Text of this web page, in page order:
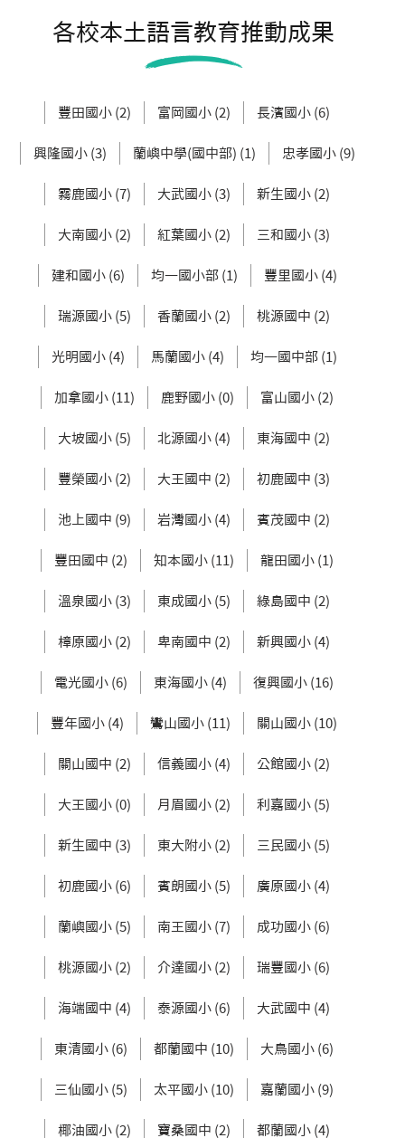
各校本土語言教育推動成果
豐田國小 (2) 富岡國小 (2) 長濱國小 (6)
興隆國小 (3) 蘭嶼中學(國中部) (1) 忠孝國小 (9)
霧鹿國小 (7) 大武國小 (3) 新生國小 (2)
大南國小 (2) 紅葉國小 (2) 三和國小 (3)
建和國小 (6) 均一國小部 (1) 豐里國小 (4)
瑞源國小 (5) 香蘭國小 (2) 桃源國中 (2)
光明國小 (4) 馬蘭國小 (4) 均一國中部 (1)
加拿國小 (11) 鹿野國小 (0) 富山國小 (2)
大坡國小 (5) 北源國小 (4) 東海國中 (2)
豐榮國小 (2) 大王國中 (2) 初鹿國中 (3)
池上國中 (9) 岩灣國小 (4) 賓茂國中 (2)
豐田國中 (2) 知本國小 (11) 龍田國小 (1)
溫泉國小 (3) 東成國小 (5) 綠島國中 (2)
樟原國小 (2) 卑南國中 (2) 新興國小 (4)
電光國小 (6) 東海國小 (4) 復興國小 (16)
豐年國小 (4) 鸞山國小 (11) 關山國小 (10)
關山國中 (2) 信義國小 (4) 公館國小 (2)
大王國小 (0) 月眉國小 (2) 利嘉國小 (5)
新生國中 (3) 東大附小 (2) 三民國小 (5)
初鹿國小 (6) 賓朗國小 (5) 廣原國小 (4)
蘭嶼國小 (5) 南王國小 (7) 成功國小 (6)
桃源國小 (2) 介達國小 (2) 瑞豐國小 (6)
海端國中 (4) 泰源國小 (6) 大武國中 (4)
東清國小 (6) 都蘭國中 (10) 大鳥國小 (6)
三仙國小 (5) 太平國小 (10) 嘉蘭國小 (9)
椰油國小 (2) 寶桑國中 (2) 都蘭國小 (4)